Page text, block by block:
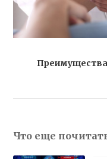
Преимущества
Что еще